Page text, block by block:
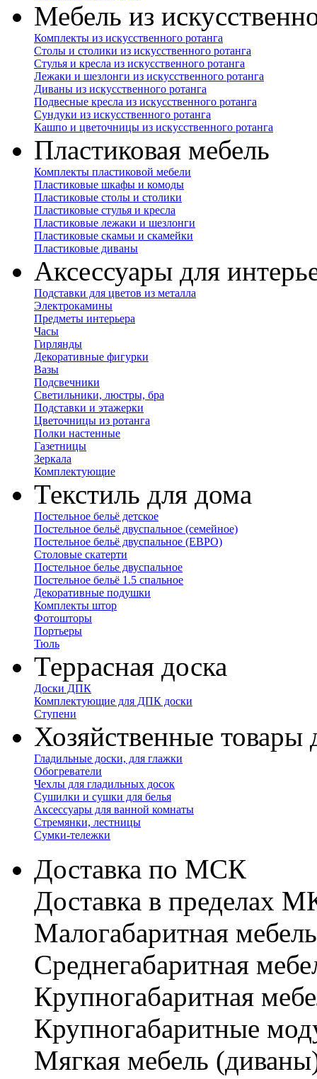
Мебель из
Комплекты из искусственного ротанга
Столы и столики из искусственного ротанга
Стулья и кресла из искусственного ротанга
Лежаки и шезлонги из искусственного ротанга
Диваны из искусственного ротанга
Подвесные кресла из искусственного ротанга
Сундуки из искусственного ротанга
Кашпо и цветочницы из искусственного ротанга
Пластиковая мебель
Комплекты пластиковой мебели
Пластиковые шкафы и комоды
Пластиковые столы и столики
Пластиковые стулья и кресла
Пластиковые лежаки и шезлонги
Пластиковые скамьи и скамейки
Пластиковые диваны
Аксессуары для
Подставки для цветов из металла
Электрокамины
Предметы интерьера
Часы
Гирлянды
Декоративные фигурки
Вазы
Подсвечники
Светильники, люстры, бра
Подставки и этажерки
Цветочницы из ротанга
Полки настенные
Газетницы
Зеркала
Комплектующие
Текстиль для дома
Постельное бельё детское
Постельное бельё двуспальное (семейное)
Постельное бельё двуспальное (ЕВРО)
Столовые скатерти
Постельное белье двуспальное
Постельное бельё 1.5 спальное
Декоративные подушки
Комплекты штор
Фотошторы
Портьеры
Тюль
Террасная доска
Доски ДПК
Комплектующие для ДПК доски
Ступени
Хозяйственные товары
Гладильные доски, для глажки
Обогреватели
Чехлы для гладильных досок
Сушилки и сушки для белья
Аксессуары для ванной комнаты
Стремянки, лестницы
Сумки-тележки
Доставка по МСК
Доставка в пределах
Малогабаритная
Cреднегабаритная
Крупногабаритная
Крупногабаритные
Мягкая мебель